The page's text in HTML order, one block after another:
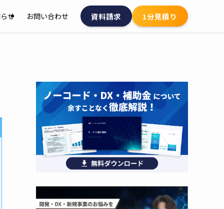
せ お問い合わせ 資料請求 1分見積り